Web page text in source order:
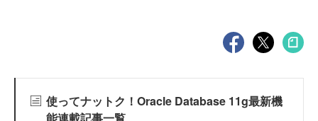
使ってナットク！Oracle Database 11g最新機
能連載記事一覧